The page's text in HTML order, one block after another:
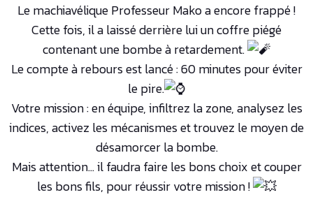
Le machiavélique Professeur Mako a encore frappé !
Cette fois, il a laissé derrière lui un coffre piégé
contenant une bombe à retardement.
Le compte à rebours est lancé : 60 minutes pour éviter
le pire.
Votre mission : en équipe, infiltrez la zone, analysez les
indices, activez les mécanismes et trouvez le moyen de
désamorcer la bombe.
Mais attention… il faudra faire les bons choix et couper
les bons fils, pour réussir votre mission !